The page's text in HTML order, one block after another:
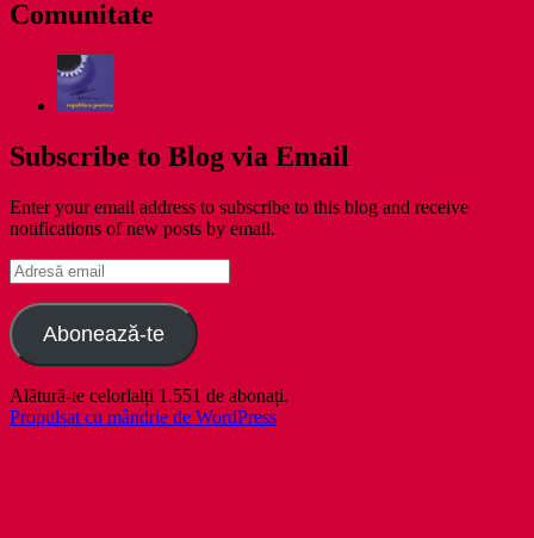
Comunitate
Subscribe to Blog via Email
Enter your email address to subscribe to this blog and receive
notifications of new posts by email.
Adresă
email
Abonează-te
Alătură-te celorlalți 1.551 de abonați.
Propulsat cu mândrie de WordPress